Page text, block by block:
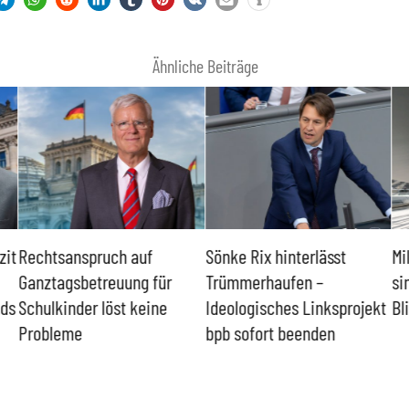
Ähnliche Beiträge
Rechtsanspruch auf
Ganztagsbetreuung für
Schulkinder löst keine
Probleme
Sönke Rix hinterlässt
Trümmerhaufen –
Ideologisches Linksprojekt
bpb sofort beenden